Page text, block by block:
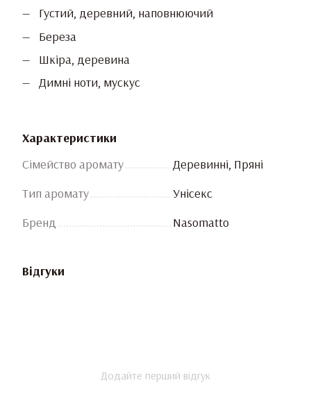
Густий, деревний, наповнюючий
Береза
Шкіра, деревина
Димні ноти, мускус
Характеристики
Сімейство аромату
Деревинні, Пряні
Тип аромату
Унісекс
Бренд
Nasomatto
Відгуки
Додайте перший відгук